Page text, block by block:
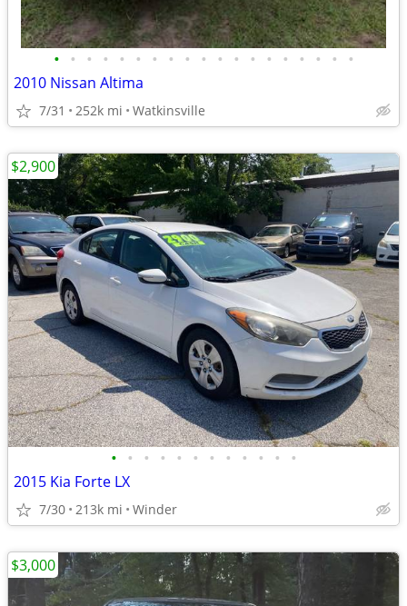
• • • • • • • • • • • • • • • • • • •
2010 Nissan Altima
7/31 252k mi Watkinsville
• • • • • • • • • • • •
2015 Kia Forte LX
7/30 213k mi Winder
$2,900
$3,000